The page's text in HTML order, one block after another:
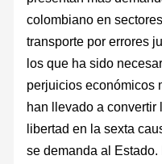
colombiano en
transporte por errores
los que ha sido
perjuicios económicos
han llevado a
libertad en la sexta
se demanda al